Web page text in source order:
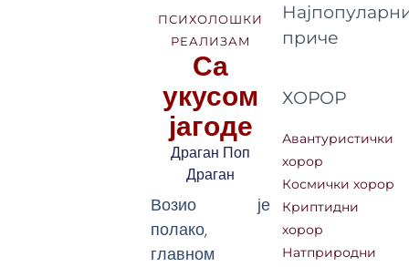
ПСИХОЛОШКИ
РЕАЛИЗАМ
Са
укусом
јагоде
Драган Поп
Драган
Возио је
полако,
главном
приче
ХОРОР
Авантуристички
хорор
Космички хорор
Криптидни
хорор
Натприродни